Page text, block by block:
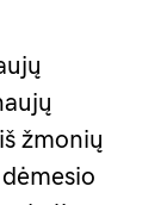
žmonių